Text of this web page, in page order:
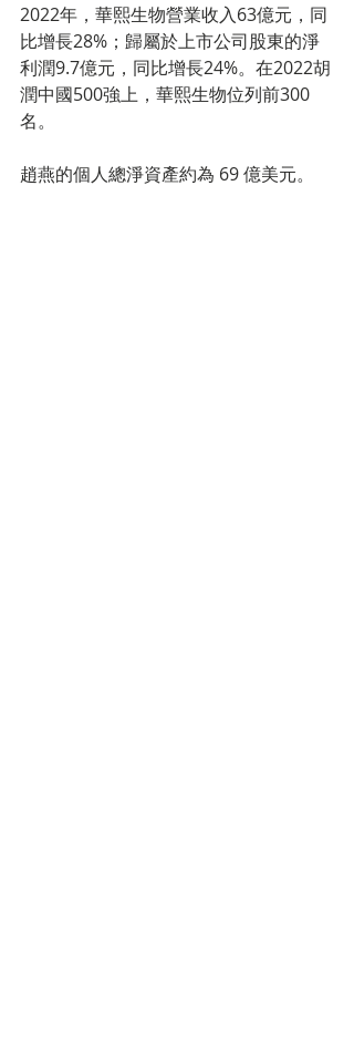
2022年，華熙生物營業收入63億元，同
比增長28%；歸屬於上市公司股東的淨
利潤9.7億元，同比增長24%。在2022胡
潤中國500強上，華熙生物位列前300
名。
趙燕的個人總淨資產約為 69 億美元。